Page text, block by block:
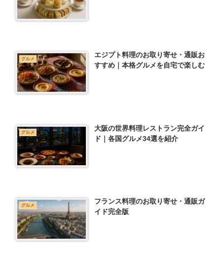
グルメ
エジプト料理のお取り寄せ・通販お
すすめ｜本格グルメを自宅で楽しむ
グルメ
大阪の世界料理レストラン完全ガイ
ド｜各国グルメ34選を紹介
グルメ
フランス料理のお取り寄せ・通販ガ
イド完全版